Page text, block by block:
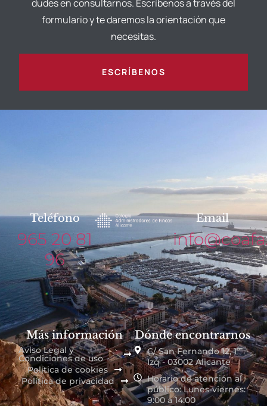
dudes en consultarnos. Escríbenos a través del
formulario y te daremos la orientación que
necesitas.
ESCRÍBENOS
Teléfono
965 20 81
96
Email
Más información
Aviso Legal y
Condiciones de uso
Política de cookies
Política de privacidad
Dónde encontrarnos
C/ San Fernando 12, 1º
Izq - 03002 Alicante
Horario de atención al
público: Lunes-viernes:
9:00 a 14:00